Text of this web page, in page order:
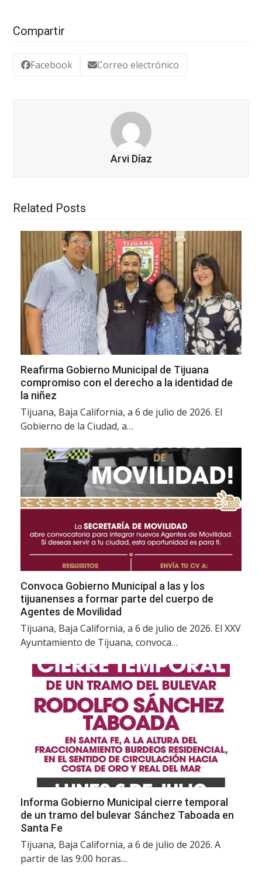
Compartir
Facebook Correo electrónico
Arvi Díaz
Related Posts
Reafirma Gobierno Municipal de Tijuana
compromiso con el derecho a la identidad de
la niñez
Tijuana, Baja California, a 6 de julio de 2026. El
Gobierno de la Ciudad, a…
Convoca Gobierno Municipal a las y los
tijuanenses a formar parte del cuerpo de
Agentes de Movilidad
Tijuana, Baja California, a 6 de julio de 2026. El XXV
Ayuntamiento de Tijuana, convoca…
Informa Gobierno Municipal cierre temporal
de un tramo del bulevar Sánchez Taboada en
Santa Fe
Tijuana, Baja California, a 6 de julio de 2026. A
partir de las 9:00 horas…